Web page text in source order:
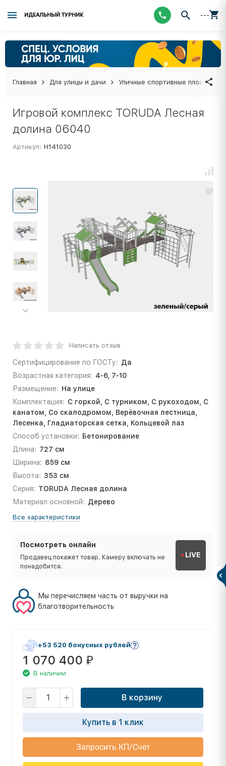
ИДЕАЛЬНЫЙ ТУРНИК ---
Главная Для улицы и дачи Уличные спортивные площадки
Игровой комплекс TORUDA Лесная
долина 06040
Артикул: Н141030
Написать отзыв
Сертифицирование по ГОСТу: Да
Возрастная категория: 4-6, 7-10
Размещение: На улице
Комплектация: С горкой, С турником, С рукоходом, С
канатом, Со скалодромом, Верёвочная лестница,
Лесенка, Гладиаторская сетка, Кольцевой лаз
Способ установки: Бетонирование
Длина: 727 см
Ширина: 859 см
Высота: 353 см
Серия: TORUDA Лесная долина
Материал основной: Дерево
Все характеристики
Посмотреть онлайн
Продавец покажет товар. Камеру включать не
понадобится.
LIVE
Мы перечисляем часть от выручки на
благотворительность
+53 520 бонусных рублей
1 070 400 ₽
В наличии
В корзину
Купить в 1 клик
Запросить КП/Счет